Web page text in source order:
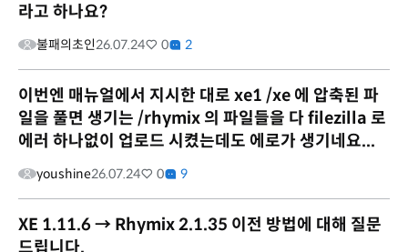
라고 하나요?
불패의초인26.07.24 0 2
이번엔 매뉴얼에서 지시한 대로 xe1 /xe 에 압축된 파
일을 풀면 생기는 /rhymix 의 파일들을 다 filezilla 로
에러 하나없이 업로드 시켰는데도 에로가 생기네요...
youshine26.07.24 0 9
XE 1.11.6 → Rhymix 2.1.35 이전 방법에 대해 질문
드립니다.